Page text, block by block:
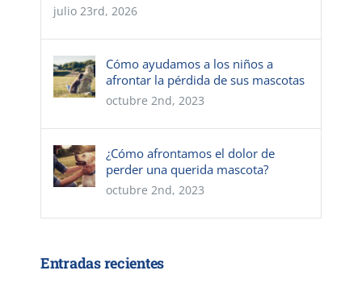
julio 23rd, 2026
Cómo ayudamos a los niños a
afrontar la pérdida de sus mascotas
octubre 2nd, 2023
¿Cómo afrontamos el dolor de
perder una querida mascota?
octubre 2nd, 2023
Entradas recientes